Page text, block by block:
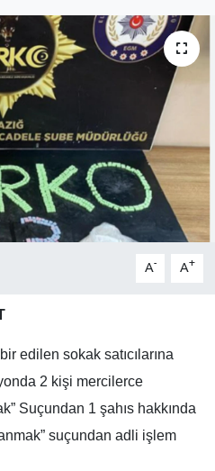
A- A+
edilen sokak satıcılarına
2 kişi mercilerce
Suçundan 1 şahıs hakkında
suçundan adli işlem